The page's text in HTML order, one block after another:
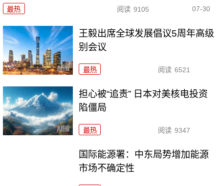
最热 阅读 9105 07-30
王毅出席全球发展倡议5周年高级
别会议
最热 阅读 6521
担心被“追责” 日本对美核电投资
陷僵局
最热 阅读 9347
国际能源署：中东局势增加能源
市场不确定性